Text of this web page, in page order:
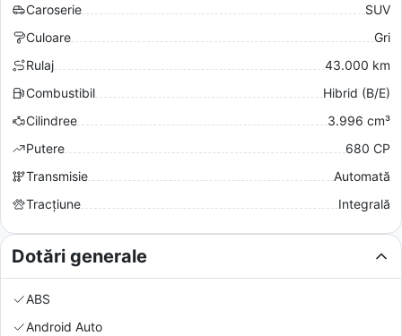
Caroserie
SUV
Culoare
Gri
Rulaj
43.000 km
Combustibil
Hibrid (B/E)
Cilindree
3.996 cm³
Putere
680 CP
Transmisie
Automată
Tracțiune
Integrală
Dotări generale
ABS
Android Auto